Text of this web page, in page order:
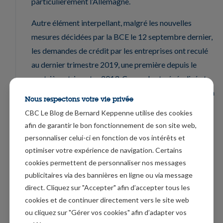
Autre élément interpellant, malgré les nouvelles
mesures décidées par la BCE le 12 septembre dernier,
les demandes de crédit par les entreprises ont reculé
au dernier trimestre 2019, une première depuis le
quatrième trimestre 2013. Ce recul est généralisé et
concerne aussi bien les petits que les grands pays de la
En revanche, les demandes pour les crédits
hypothécaires continuent à augmenter en particulier
en Italie, en France et en Allemagne, seule l’Espagne a
En Asie aussi cela reste fragile
La zone asiatique a été aussi affectée par le
Nous respectons votre vie privée
CBC Le Blog de Bernard Keppenne utilise des cookies
afin de garantir le bon fonctionnement de son site web,
personnaliser celui-ci en fonction de vos intérêts et
optimiser votre expérience de navigation. Certains
cookies permettent de personnaliser nos messages
publicitaires via des bannières en ligne ou via message
direct. Cliquez sur "Accepter" afin d’accepter tous les
cookies et de continuer directement vers le site web
ou cliquez sur "Gérer vos cookies" afin d’adapter vos